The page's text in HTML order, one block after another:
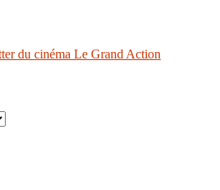
du cinéma Le Grand Action